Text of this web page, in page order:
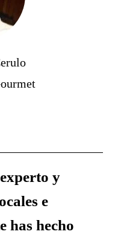
y
e
has hecho